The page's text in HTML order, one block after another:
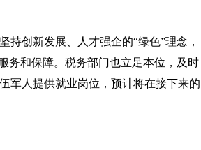
创新发展、人才强企的“绿色”理念，
务和保障。税务部门也立足本位，及时
军人提供就业岗位，预计将在接下来的